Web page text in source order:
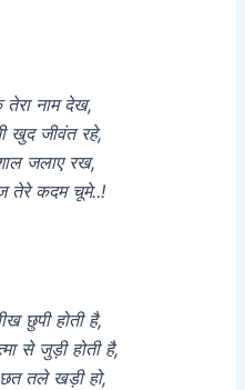
तेरा नाम देख,
खुद जीवंत रहे,
जलाए रख,
तेरे कदम चूमे..!
छुपी होती है,
से जुड़ी होती है,
तले खड़ी हो,